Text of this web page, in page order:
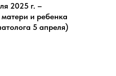
2025 г. –
и ребенка
5 апреля)